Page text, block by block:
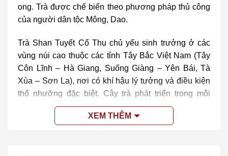
ong. Trà được chế biến theo phương pháp thủ công
của người dân tộc Mông, Dao.
Trà Shan Tuyết Cổ Thụ chủ yếu sinh trưởng ở các
vùng núi cao thuộc các tỉnh Tây Bắc Việt Nam (Tây
Côn Lĩnh – Hà Giang, Suống Giàng – Yên Bái, Tà
Xùa – Sơn La), nơi có khí hậu lý tưởng và điều kiện
thổ nhưỡng đặc biệt. Cây trà phát triển trong môi
trường tự nhiên khắc nghiệt, quanh năm sương mù
bao phủ, và chênh lệch nhiệt độ ngày đêm lớn, tạo
XEM THÊM